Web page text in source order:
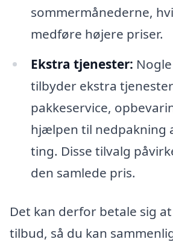
sommermånederne,
medføre højere priser.
Ekstra tjenester:
tilbyder ekstra
pakkeservice,
hjælpen til nedpakning
ting. Disse tilvalg
den samlede pris.
Det kan derfor betale sig
tilbud, så du kan